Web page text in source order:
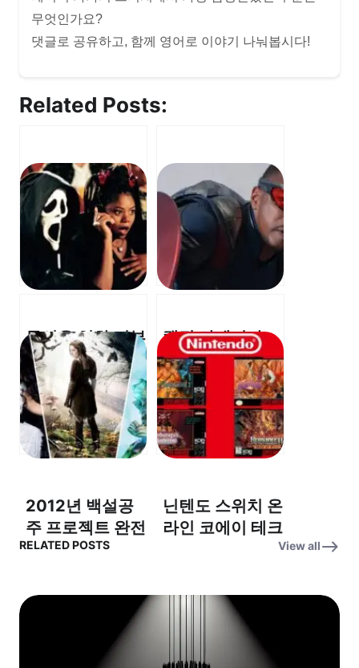
무엇인가요?
댓글로 공유하고, 함께 영어로 이야기 나눠봅시다!
Related Posts:
무서운 영화 리부
트: “I have
curiosity” (호기
심이 많아요) –
영어 표현 정복!
캡틴 아메리카:
멋진 신세계 – 지
안카를로 에스포
지토, “I’m going
to be in a
different vein
과는 다른 모습!
2012년 백설공
주 프로젝트 완전
분석! – “Mirror,
wall, who is the
fairest of them
all?” (거울아 거
울아, 세상에서
닌텐도 스위치 온
라인 코에이 테크
Strategy is the
name of the
game! (전략이
전부다!)
RELATED POSTS View all